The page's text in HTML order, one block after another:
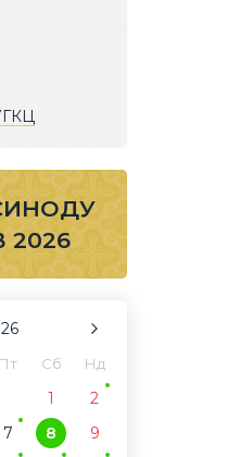
2026
Пт Сб Нд
1
2
7 8
9